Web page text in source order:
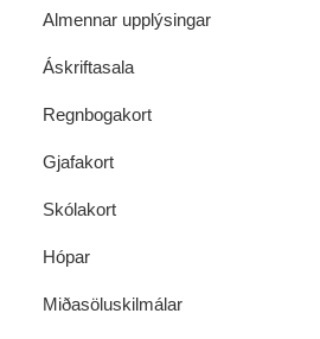
Almennar upplýsingar
Áskriftasala
Regnbogakort
Gjafakort
Skólakort
Hópar
Miðasöluskilmálar